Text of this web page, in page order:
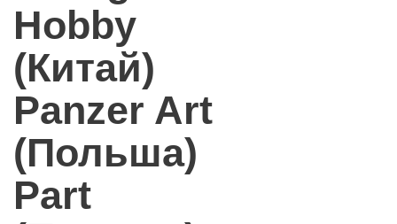
Hobby
(Китай)
Panzer Art
(Польша)
Part